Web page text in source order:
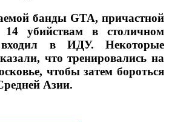
банды GTA, причастной
убийствам в столичном
входил в ИДУ. Некоторые
что тренировались на
чтобы затем бороться
Азии.